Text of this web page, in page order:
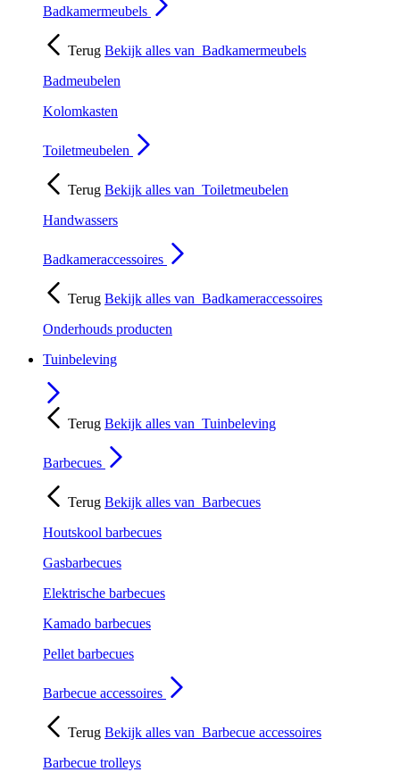
Badkamermeubels
Terug Bekijk alles van Badkamermeubels
Badmeubelen
Kolomkasten
Toiletmeubelen
Terug Bekijk alles van Toiletmeubelen
Handwassers
Badkameraccessoires
Terug Bekijk alles van Badkameraccessoires
Onderhouds producten
Tuinbeleving
Terug Bekijk alles van Tuinbeleving
Barbecues
Terug Bekijk alles van Barbecues
Houtskool barbecues
Gasbarbecues
Elektrische barbecues
Kamado barbecues
Pellet barbecues
Barbecue accessoires
Terug Bekijk alles van Barbecue accessoires
Barbecue trolleys